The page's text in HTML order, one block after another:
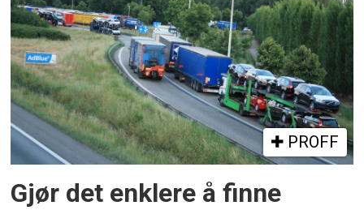
PROFF
Gjør det enklere å finne